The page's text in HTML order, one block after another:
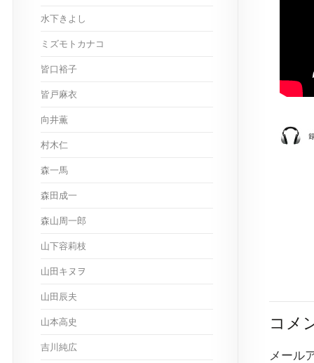
コメ
メール
水下きよし
ミズモトカナコ
皆口裕子
皆戸麻衣
向井薫
村木仁
森一馬
森田成一
森山周一郎
山下容莉枝
山田キヌヲ
山田辰夫
山本高史
吉川純広